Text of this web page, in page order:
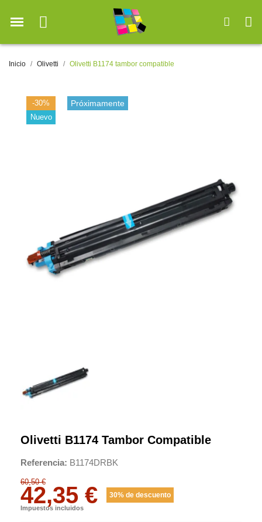
Inicio Olivetti Olivetti B1174 tambor compatible
-30%
Nuevo
Próximamente
Olivetti B1174 Tambor Compatible
Referencia B1174DRBK
60,50 €
42,35 € 30% de descuento
Impuestos incluidos